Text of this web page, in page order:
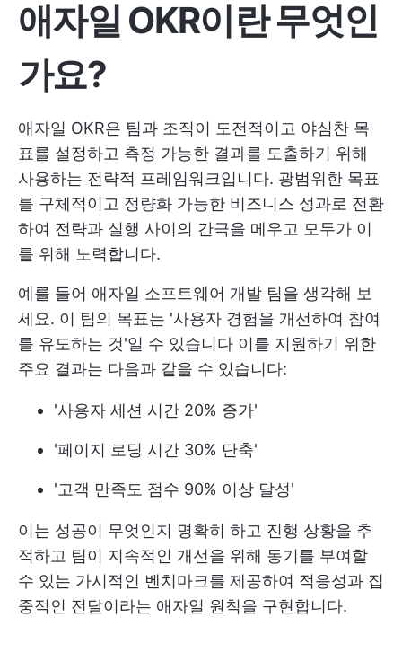
애자일 OKR이란 무엇인
가요?
애자일 OKR은 팀과 조직이 도전적이고 야심찬 목
표를 설정하고 측정 가능한 결과를 도출하기 위해
사용하는 전략적 프레임워크입니다. 광범위한 목표
를 구체적이고 정량화 가능한 비즈니스 성과로 전환
하여 전략과 실행 사이의 간극을 메우고 모두가 이
를 위해 노력합니다.
예를 들어 애자일 소프트웨어 개발 팀을 생각해 보
세요. 이 팀의 목표는 '사용자 경험을 개선하여 참여
를 유도하는 것'일 수 있습니다 이를 지원하기 위한
주요 결과는 다음과 같을 수 있습니다:
'사용자 세션 시간 20% 증가'
'페이지 로딩 시간 30% 단축'
'고객 만족도 점수 90% 이상 달성'
이는 성공이 무엇인지 명확히 하고 진행 상황을 추
적하고 팀이 지속적인 개선을 위해 동기를 부여할
수 있는 가시적인 벤치마크를 제공하여 적응성과 집
중적인 전달이라는 애자일 원칙을 구현합니다.